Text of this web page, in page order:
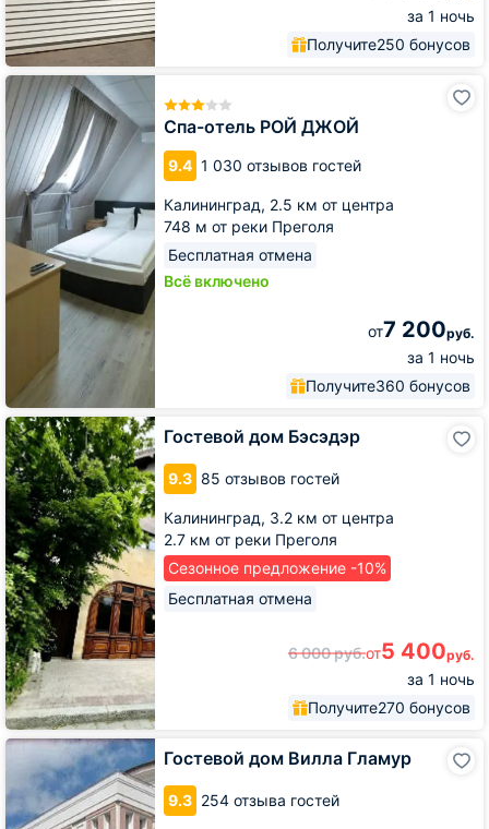
за 1 ночь
Получите250 бонусов
Спа-отель РОЙ ДЖОЙ
9.4 1 030 отзывов гостей
Калининград, 2.5 км от центра
748 м от реки Преголя
Бесплатная отмена
Всё включено
от7 200руб.
за 1 ночь
Получите360 бонусов
Спа-
отель
РОЙ
ДЖОЙ
Гостевой дом Бэсэдэр
9.3 85 отзывов гостей
Калининград, 3.2 км от центра
2.7 км от реки Преголя
Сезонное предложение -10%
Бесплатная отмена
6 000руб.от5 400руб.
за 1 ночь
Получите270 бонусов
Гостевой
дом
Бэсэдэр
Гостевой дом Вилла Гламур
9.3 254 отзыва гостей
Гостевой
Вилла
Гламур